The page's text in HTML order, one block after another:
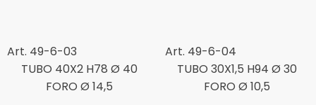
Art. 49-6-03
TUBO 40X2 H78 Ø 40
FORO Ø 14,5
Art. 49-6-04
TUBO 30X1,5 H94 Ø 30
FORO Ø 10,5